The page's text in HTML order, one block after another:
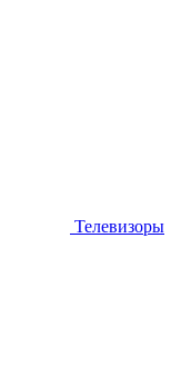
Телевизоры